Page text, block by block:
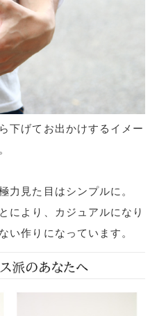
下げてお出かけするイメー
力見た目はシンプルに。
により、カジュアルになり
い作りになっています。